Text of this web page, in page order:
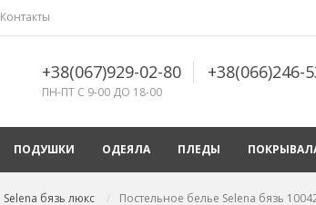
Контакты
+38(067)929-02-80 +38(066)246-
ПН-ПТ С 9-00 ДО 18-00
ПОДУШКИ ОДЕЯЛА ПЛЕДЫ
Selena бязь люкс Постельное белье Selena бязь